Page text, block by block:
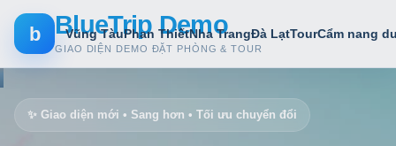
b BlueTrip Demo
GIAO DIỆN DEMO ĐẶT PHÒNG & TOUR
Vũng TàuPhan ThiếtNha TrangĐà LạtTourCẩm nang
✨ Giao diện mới • Sang hơn • Tối ưu chuyển đổi